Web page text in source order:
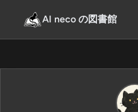
AI neco の図書館